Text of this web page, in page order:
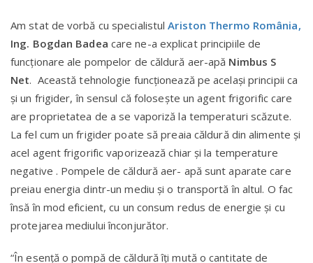
Am stat de vorbă cu specialistulAriston Thermo România,
Ing. Bogdan Badea care ne-a explicat principiile de
funcționare ale pompelor de căldură aer-apă Nimbus S
Net. Această tehnologie funcționează pe același principii ca
și un frigider, în sensul că folosește un agent frigorific care
are proprietatea de a se vaporiză la temperaturi scăzute.
La fel cum un frigider poate să preaia căldură din alimente și
acel agent frigorific vaporizează chiar și la temperature
negative . Pompele de căldură aer- apă sunt aparate care
preiau energia dintr-un mediu și o transportă în altul. O fac
însă în mod eficient, cu un consum redus de energie și cu
protejarea mediului înconjurător.
“În esență o pompă de căldură îți mută o cantitate de